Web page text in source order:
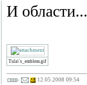
И области...
Tula\'s_emblem.gif
12.05.2008 09:54